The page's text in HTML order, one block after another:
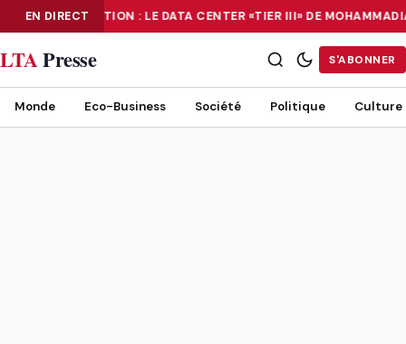
EN DIRECT
NUMÉRISATION : LE DATA CENTER «TIER III» DE
NUMÉRISATION : LE DATA CENTER «TIER III» DE MOHAMMADIA, UN
LTAPresse S'ABONNER
Monde Eco-Business Société Politique Culture